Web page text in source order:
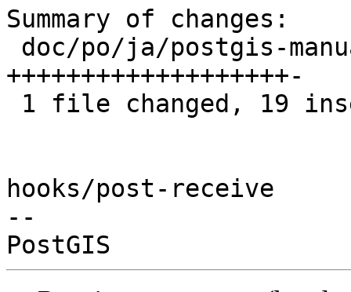
Summary of changes:
+++++++++++++++++++-
hooks/post-receive
--